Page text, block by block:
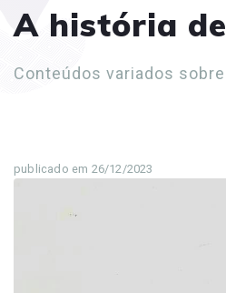
A história
Conteúdos variados
publicado em 26/12/2023